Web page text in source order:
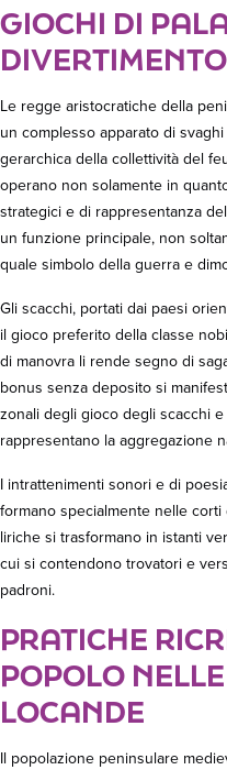
GIOCHI DI
Le regge aristocratiche della
un complesso apparato di
gerarchica della collettività del
operano non solamente in
strategici e di rappresentanza
un funzione principale, non
quale simbolo della guerra e
Gli scacchi, portati dai paesi
il gioco preferito della classe
di manovra li rende segno di
bonus senza deposito si
zonali degli gioco degli scacchi
rappresentano la aggregazione
I intrattenimenti sonori e di
formano specialmente nelle corti
liriche si trasformano in istanti
cui si contendono trovatori e
padroni.
PRATICHE
POPOLO
LOCANDE
Il popolazione peninsulare